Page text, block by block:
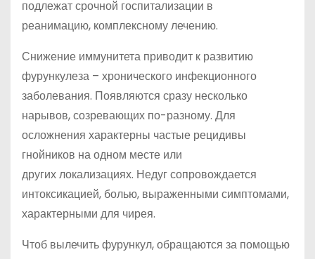
подлежат срочной госпитализации в
реанимацию, комплексному лечению.
Снижение иммунитета приводит к развитию
фурункулеза – хронического инфекционного
заболевания. Появляются сразу несколько
нарывов, созревающих по-разному. Для
осложнения характерны частые рецидивы
гнойников на одном месте или
других локализациях. Недуг сопровождается
интоксикацией, болью, выраженными симптомами,
характерными для чирея.
Чтоб вылечить фурункул, обращаются за помощью